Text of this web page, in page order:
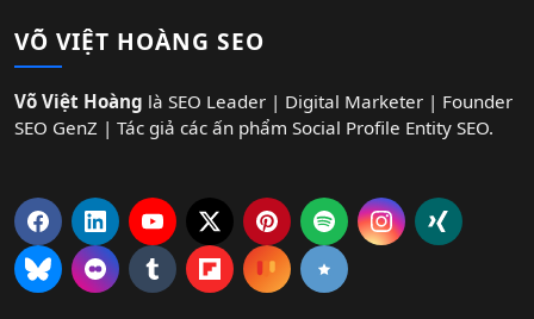
VÕ VIỆT HOÀNG SEO
Võ Việt Hoàng là SEO Leader | Digital Marketer | Founder
SEO GenZ | Tác giả các ấn phẩm Social Profile Entity SEO.